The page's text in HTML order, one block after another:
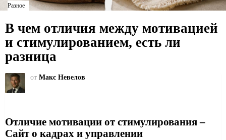
Разное
В чем отличия между мотивацией
и стимулированием, есть ли
разница
от Макс Невелов
Отличие мотивации от стимулирования –
Сайт о кадрах и управлении